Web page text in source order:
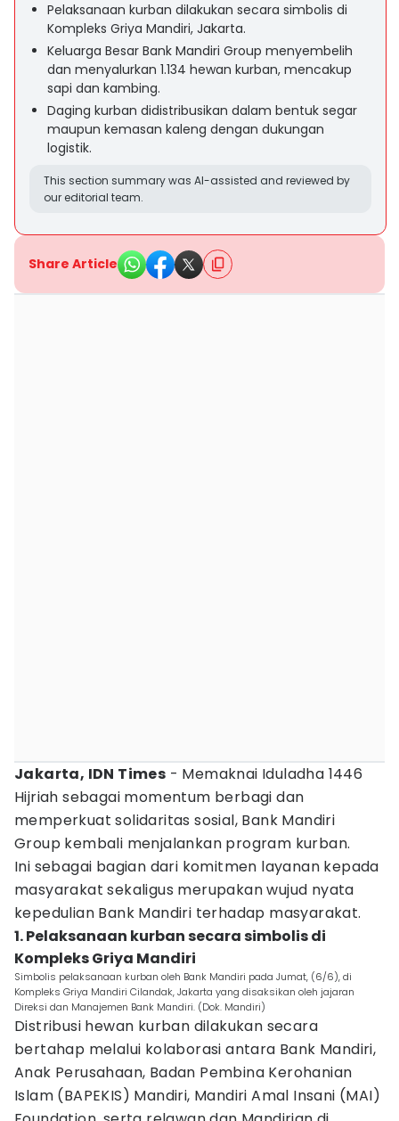
Pelaksanaan kurban dilakukan secara simbolis di
Kompleks Griya Mandiri, Jakarta.
Keluarga Besar Bank Mandiri Group menyembelih
dan menyalurkan 1.134 hewan kurban, mencakup
sapi dan kambing.
Daging kurban didistribusikan dalam bentuk segar
maupun kemasan kaleng dengan dukungan
logistik.
This section summary was AI-assisted and reviewed by
our editorial team.
Share Article
Jakarta, IDN Times - Memaknai Iduladha 1446
Hijriah sebagai momentum berbagi dan
memperkuat solidaritas sosial, Bank Mandiri
Group kembali menjalankan program kurban.
Ini sebagai bagian dari komitmen layanan kepada
masyarakat sekaligus merupakan wujud nyata
kepedulian Bank Mandiri terhadap masyarakat.
1. Pelaksanaan kurban secara simbolis di
Kompleks Griya Mandiri
Simbolis pelaksanaan kurban oleh Bank Mandiri pada Jumat, (6/6), di
Kompleks Griya Mandiri Cilandak, Jakarta yang disaksikan oleh jajaran
Direksi dan Manajemen Bank Mandiri. (Dok. Mandiri)
Distribusi hewan kurban dilakukan secara
bertahap melalui kolaborasi antara Bank Mandiri,
Anak Perusahaan, Badan Pembina Kerohanian
Islam (BAPEKIS) Mandiri, Mandiri Amal Insani (MAI)